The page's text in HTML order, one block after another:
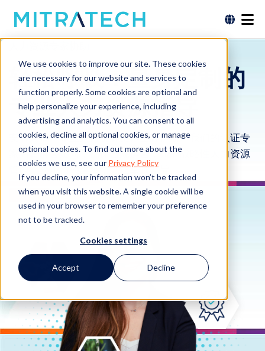
We use cookies to improve our site. These cookies
are necessary for our website and services to
function properly. Some cookies are optional and
help personalize your experience, including
advertising and analytics. You can consent to all
cookies, decline all optional cookies, or manage
optional cookies. To find out more about the
cookies we use, see our Privacy Policy
If you decline, your information won’t be tracked
when you visit this website. A single cookie will be
used in your browser to remember your preference
not to be tracked.
Cookies settings
Accept Decline
轻松呼吸：量身定制的
专业人力资源指导
安心入眠，专业人力资源支持全程护航。我们的认证专
家为您解答疑问，确保合规运营，赋能战略性人力资源
管理。立即预约演示，见证卓越差异。
预约演示